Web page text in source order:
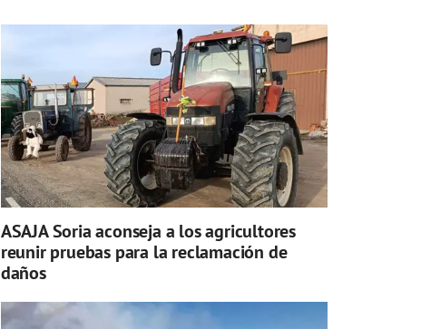
ASAJA Soria aconseja a los agricultores
reunir pruebas para la reclamación de
daños